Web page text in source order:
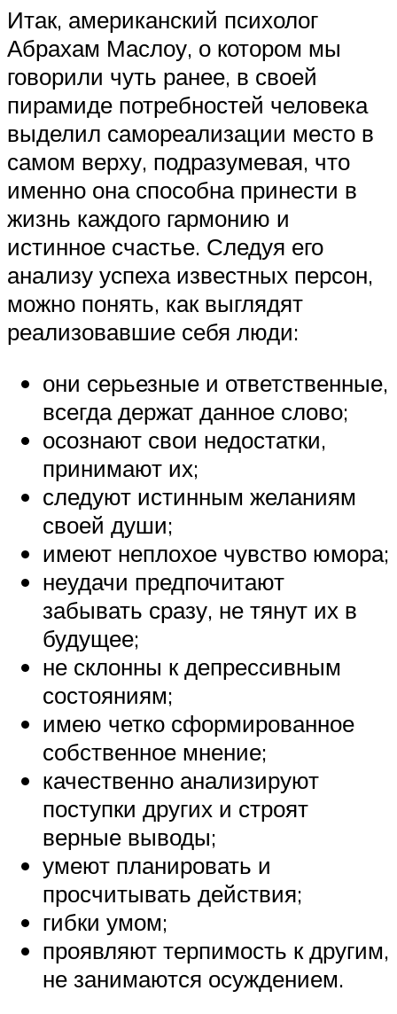
Итак, американский психолог
Абрахам Маслоу, о котором мы
говорили чуть ранее, в своей
пирамиде потребностей человека
выделил самореализации место в
самом верху, подразумевая, что
именно она способна принести в
жизнь каждого гармонию и
истинное счастье. Следуя его
анализу успеха известных персон,
можно понять, как выглядят
реализовавшие себя люди:
они серьезные и ответственные,
всегда держат данное слово;
осознают свои недостатки,
принимают их;
следуют истинным желаниям
своей души;
имеют неплохое чувство юмора;
неудачи предпочитают
забывать сразу, не тянут их в
будущее;
не склонны к депрессивным
состояниям;
имею четко сформированное
собственное мнение;
качественно анализируют
поступки других и строят
верные выводы;
умеют планировать и
просчитывать действия;
гибки умом;
проявляют терпимость к другим,
не занимаются осуждением.